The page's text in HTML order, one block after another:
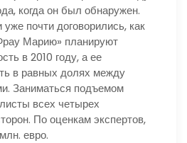
когда он был обнаружен.
почти договорились, как
Марию» планируют
в 2010 году, а ее
в равных долях между
Заниматься подъемом
всех четырех
По оценкам экспертов,
евро.